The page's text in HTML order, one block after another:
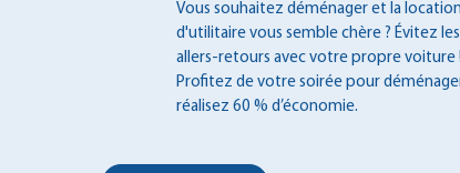
Vous souhaitez déménager et la location
d'utilitaire vous semble chère ? Évitez les
allers-retours avec votre propre voiture !
Profitez de votre soirée pour
réalisez 60 % d’économie.